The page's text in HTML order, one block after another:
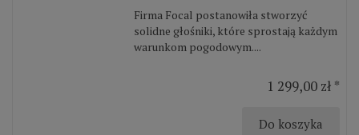
Firma Focal postanowiła stworzyć
solidne głośniki, które sprostają każdym
warunkom pogodowym....
1 299,00 zł *
Do koszyka